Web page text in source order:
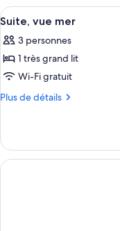
type
de
Chambre
Double
Afficher
toutes
les
photos
pour
ce
chambre :
Suite,
vue
5
Suite, vue mer
3 personnes
1 très grand lit
Wi-Fi gratuit
Plus de détails
Plus
le
type
de